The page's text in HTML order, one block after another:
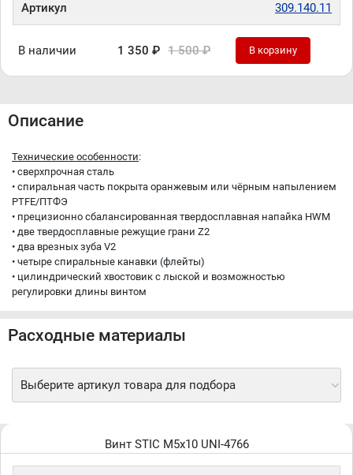
Артикул 309.140.11
В наличии 1 350 ₽ 1 500 ₽ В корзину
Описание
Технические особенности:
• cверхпрочная сталь
• cпиральная часть покрыта оранжевым или чёрным напылением
PTFE/ПТФЭ
• прецизионно сбалансированная твердосплавная напайка HWM
• две твердосплавные режущие грани Z2
• два врезных зуба V2
• четыре спиральные канавки (флейты)
• цилиндрический хвостовик с лыской и возможностью
регулировки длины винтом
Расходные материалы
Выберите артикул товара для подбора
Винт STIC M5x10 UNI-4766